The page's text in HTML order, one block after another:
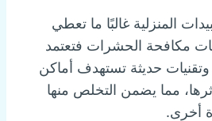
المنزلية غالبًا ما تعطي
مكافحة الحشرات فتعتمد
حديثة تستهدف أماكن
مما يضمن التخلص منها
أخرى.